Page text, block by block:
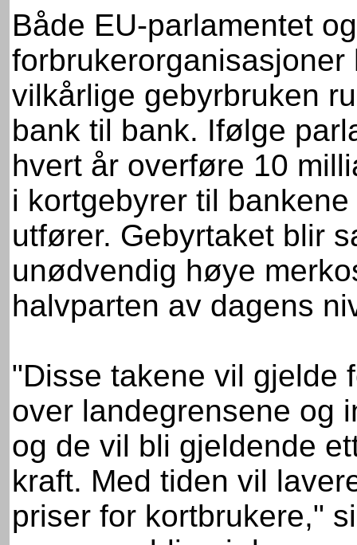
Både EU-parlamentet
vilkårlige gebyrbruken
bank til bank. Ifølge
hvert år overføre 10
i kortgebyrer til
utfører. Gebyrtaket blir
unødvendig høye
halvparten av dagens
"Disse takene vil gjelde
over landegrensene og
og de vil bli gjeldende
kraft. Med tiden vil
priser for kortbrukere,"